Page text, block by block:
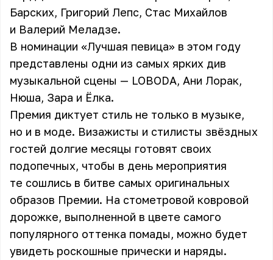
Барских, Григорий Лепс, Стас Михайлов
и Валерий Меладзе.
В номинации «Лучшая певица» в этом году
представлены одни из самых ярких див
музыкальной сцены — LOBODA, Ани Лорак,
Нюша, Зара и Ёлка.
Премия диктует стиль не только в музыке,
но и в моде. Визажисты и стилисты звёздных
гостей долгие месяцы готовят своих
подопечных, чтобы в день мероприятия
те сошлись в битве самых оригинальных
образов Премии. На стометровой ковровой
дорожке, выполненной в цвете самого
популярного оттенка помады, можно будет
увидеть роскошные прически и наряды.